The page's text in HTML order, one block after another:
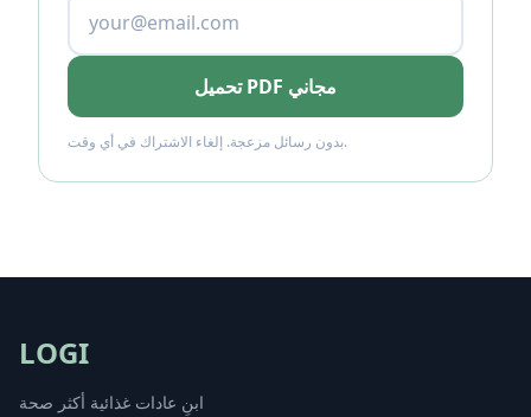
تحميل PDF مجاني
بدون رسائل مزعجة. إلغاء الاشتراك في أي وقت.
LOGI
ابنِ عادات غذائية أكثر صحة